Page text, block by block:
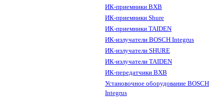
ИК-приемники BXB
ИК-приемники Shure
ИК-приемники TAIDEN
ИК-излучатели BOSCH Integrus
ИК-излучатели SHURE
ИК-излучатели TAIDEN
ИК-передатчики BXB
Установочное оборудование BOSCH
Integrus